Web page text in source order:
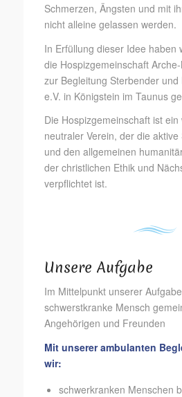
Schmerzen, Ängsten und mit
nicht alleine gelassen werden.
In Erfüllung dieser Idee haben
die Hospizgemeinschaft
zur Begleitung Sterbender und
e.V. in Königstein im Taunus
Die Hospizgemeinschaft ist
neutraler Verein, der die
und den allgemeinen
der christlichen Ethik und
verpflichtet ist.
Unsere Aufgabe
Im Mittelpunkt unserer
schwerstkranke Mensch
Angehörigen und Freunden
Mit unserer ambulanten
wir:
schwerkranken Menschen